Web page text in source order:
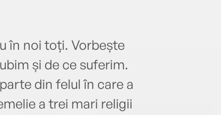
în noi toți. Vorbește
și de ce suferim.
din felul în care a
a trei mari religii